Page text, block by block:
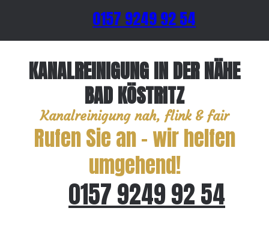
0157 9249 92 54
KANALREINIGUNG IN DER NÄHE
BAD KÖSTRITZ
Kanalreinigung nah, flink & fair
Rufen Sie an – wir helfen
umgehend!
0157 9249 92 54